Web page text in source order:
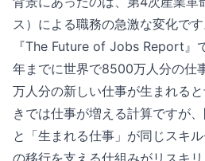
ス）による職務の急激な変化で
『The Future of Jobs Report』
年までに世界で8500万人分の仕
万人分の新しい仕事が生まれる
きでは仕事が増える計算ですが
と「生まれる仕事」が同じスキ
の移行を支える仕組みがリスキ